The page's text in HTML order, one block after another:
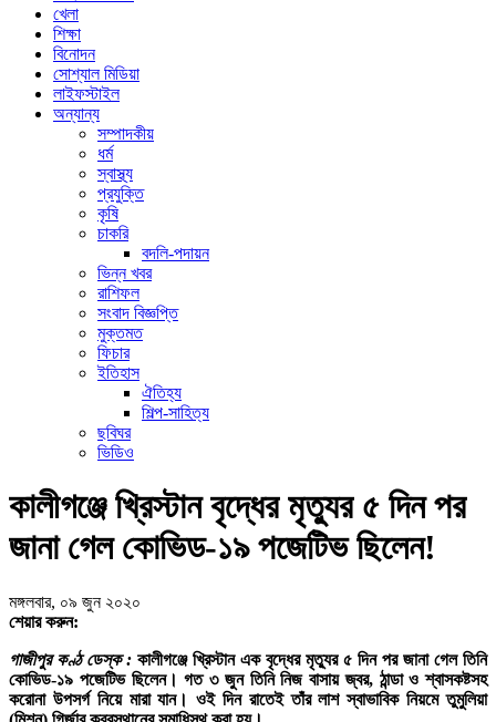
খেলা
শিক্ষা
বিনোদন
সোশ্যাল মিডিয়া
লাইফস্টাইল
অন্যান্য
সম্পাদকীয়
ধর্ম
স্বাস্থ্য
প্রযুক্তি
কৃষি
চাকরি
বদলি-পদায়ন
ভিন্ন খবর
রাশিফল
সংবাদ বিজ্ঞপ্তি
মুক্তমত
ফিচার
ইতিহাস
ঐতিহ্য
শিল্প-সাহিত্য
ছবিঘর
ভিডিও
কালীগঞ্জে খ্রিস্টান বৃদ্ধের মৃত্যুর ৫ দিন পর
জানা গেল কোভিড-১৯ পজেটিভ ছিলেন!
মঙ্গলবার, ০৯ জুন ২০২০
শেয়ার করুন:
গাজীপুর কণ্ঠ ডেস্ক : কালীগঞ্জে খ্রিস্টান এক বৃদ্ধের মৃত্যুর ৫ দিন পর জানা গেল তিনি
কোভিড-১৯ পজেটিভ ছিলেন। গত ৩ জুন তিনি নিজ বাসায় জ্বর, ঠান্ডা ও শ্বাসকষ্টসহ
করোনা উপসর্গ নিয়ে মারা যান। ওই দিন রাতেই তাঁর লাশ স্বাভাবিক নিয়মে তুমুলিয়া